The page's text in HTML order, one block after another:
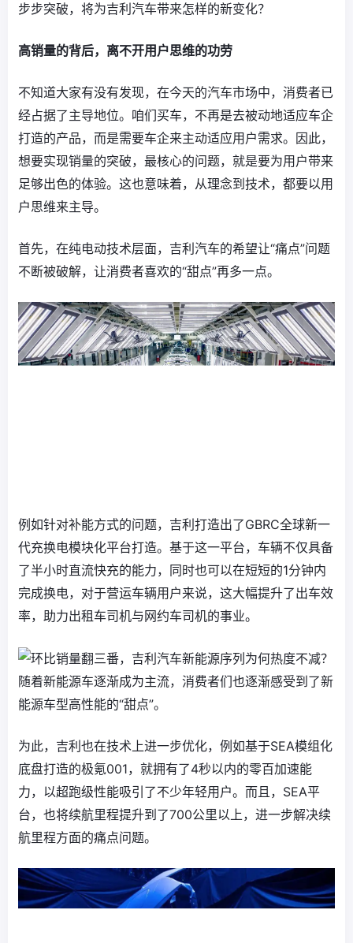
步步突破，将为吉利汽车带来怎样的新变化？
高销量的背后，离不开用户思维的功劳
不知道大家有没有发现，在今天的汽车市场中，消费者已
经占据了主导地位。咱们买车，不再是去被动地适应车企
打造的产品，而是需要车企来主动适应用户需求。因此，
想要实现销量的突破，最核心的问题，就是要为用户带来
足够出色的体验。这也意味着，从理念到技术，都要以用
户思维来主导。
首先，在纯电动技术层面，吉利汽车的希望让“痛点”问题
不断被破解，让消费者喜欢的“甜点”再多一点。
例如针对补能方式的问题，吉利打造出了GBRC全球新一
代充换电模块化平台打造。基于这一平台，车辆不仅具备
了半小时直流快充的能力，同时也可以在短短的1分钟内
完成换电，对于营运车辆用户来说，这大幅提升了出车效
率，助力出租车司机与网约车司机的事业。
随着新能源车逐渐成为主流，消费者们也逐渐感受到了新
能源车型高性能的“甜点”。
为此，吉利也在技术上进一步优化，例如基于SEA模组化
底盘打造的极氪001，就拥有了4秒以内的零百加速能
力，以超跑级性能吸引了不少年轻用户。而且，SEA平
台，也将续航里程提升到了700公里以上，进一步解决续
航里程方面的痛点问题。